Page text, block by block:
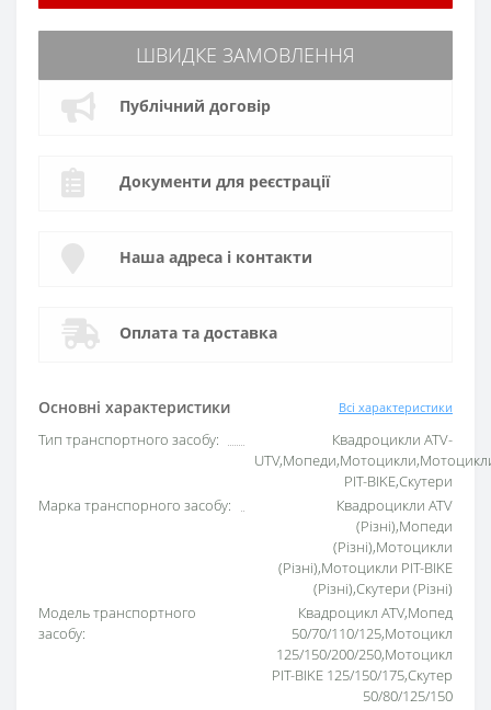
Основні характеристики Всі характеристики
Тип транспортного засобу:
Квадроцикли ATV-
PIT-BIKE,Скутери
Марка транспорного засобу:
Квадроцикли ATV
(Різні),Мопеди
(Різні),Мотоцикли
(Різні),Мотоцикли PIT-BIKE
(Різні),Скутери (Різні)
Модель транспортного
засобу:
Квадроцикл ATV,Мопед
50/70/110/125,Мотоцикл
125/150/200/250,Мотоцикл
PIT-BIKE 125/150/175,Скутер
50/80/125/150
ШВИДКЕ ЗАМОВЛЕННЯ
Публічний договір
Документи для реєстрації
Наша адреса і контакти
Оплата та доставка